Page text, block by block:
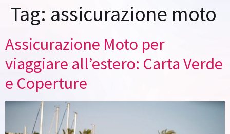
Tag: assicurazione moto
Assicurazione Moto per
viaggiare all’estero: Carta Verde
e Coperture